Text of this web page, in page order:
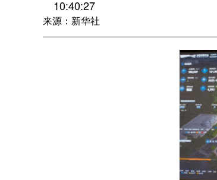
10:40:27
来源：新华社